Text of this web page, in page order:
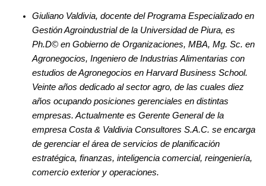
Giuliano Valdivia, docente del Programa Especializado en
Gestión Agroindustrial de la Universidad de Piura, es
Ph.D© en Gobierno de Organizaciones, MBA, Mg. Sc. en
Agronegocios, Ingeniero de Industrias Alimentarias con
estudios de Agronegocios en Harvard Business School.
Veinte años dedicado al sector agro, de las cuales diez
años ocupando posiciones gerenciales en distintas
empresas. Actualmente es Gerente General de la
empresa Costa & Valdivia Consultores S.A.C. se encarga
de gerenciar el área de servicios de planificación
estratégica, finanzas, inteligencia comercial, reingeniería,
comercio exterior y operaciones.